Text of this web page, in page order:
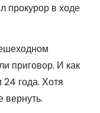
прокурор в ходе
приговор. И как
24 года. Хотя